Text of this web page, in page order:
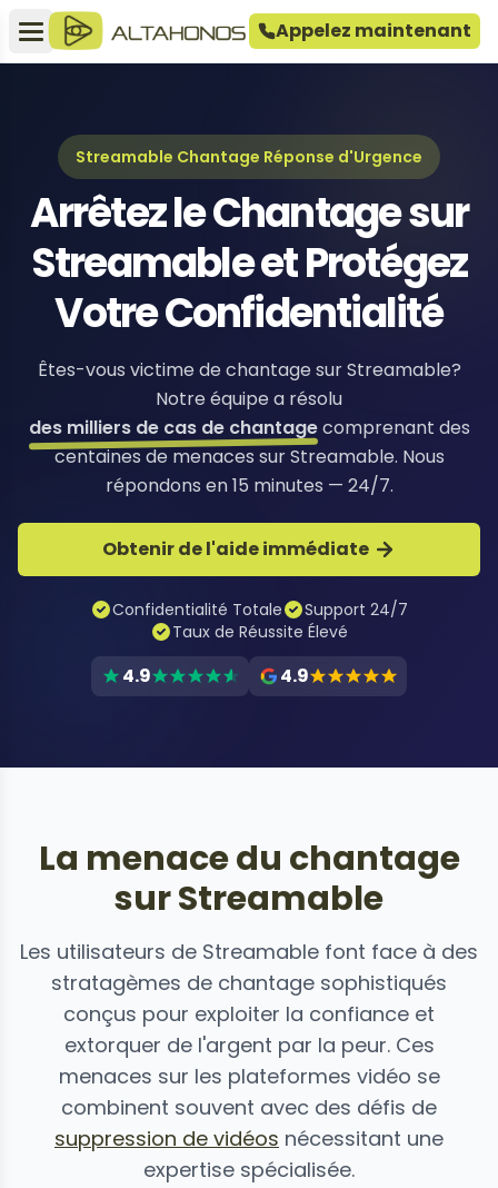
Appelez maintenant
Streamable Chantage Réponse d'Urgence
Arrêtez le Chantage sur
Streamable et Protégez
Votre Confidentialité
Êtes-vous victime de chantage sur Streamable?
Notre équipe a résolu
des milliers de cas de chantagecomprenant des
centaines de menaces sur Streamable. Nous
répondons en 15 minutes — 24/7.
Obtenir de l'aide immédiate
Confidentialité Totale
Support 24/7
Taux de Réussite Élevé
4.9 4.9
La menace du chantage
sur Streamable
Les utilisateurs de Streamable font face à des
stratagèmes de chantage sophistiqués
conçus pour exploiter la confiance et
extorquer de l'argent par la peur. Ces
menaces sur les plateformes vidéo se
combinent souvent avec des défis de
suppression de vidéos nécessitant une
expertise spécialisée.